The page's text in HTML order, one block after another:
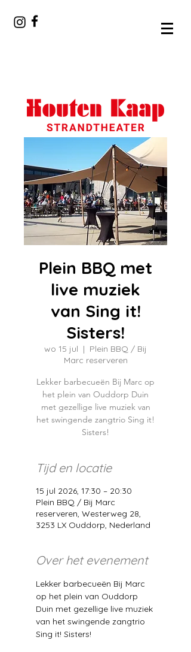
Plein BBQ met
live muziek
van Sing it!
Sisters!
wo 15 jul
  |
Plein BBQ / Bij
Marc reserveren
Lekker barbecueën Bij Marc op
het plein van Ouddorp Duin
met gezellige live muziek van
het swingende zangtrio Sing it!
Sisters!
Tijd en locatie
15 jul 2026, 17:30 – 20:30
Plein BBQ / Bij Marc
reserveren, Westerweg 28,
3253 LX Ouddorp, Nederland
Over het evenement
Lekker barbecueën Bij Marc
op het plein van Ouddorp
Duin met gezellige live muziek
van het swingende zangtrio
Sing it! Sisters!